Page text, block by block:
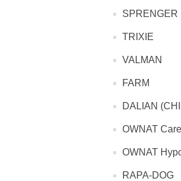
SPRENGER
TRIXIE
VALMAN
FARM
DALIAN
OWNAT Care
OWNAT
RAPA-DOG